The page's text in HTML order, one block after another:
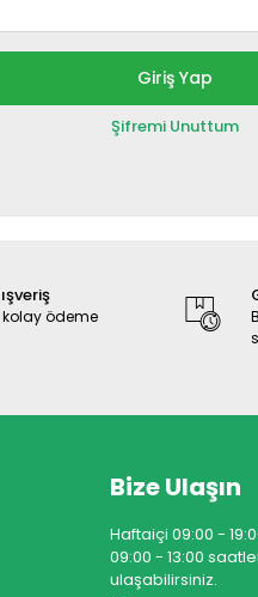
Giriş Yap
Şifremi Unuttum
kolay ödeme
Bize Ulaşın
Haftaiçi 09:00 -
09:00 - 13:00
ulaşabilirsiniz.